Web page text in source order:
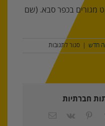
מגורים בכפר סבא. (שם
חדש סגור לתגובות
פלדה
חברתיות
Tumblr
Pinterest
כתובת